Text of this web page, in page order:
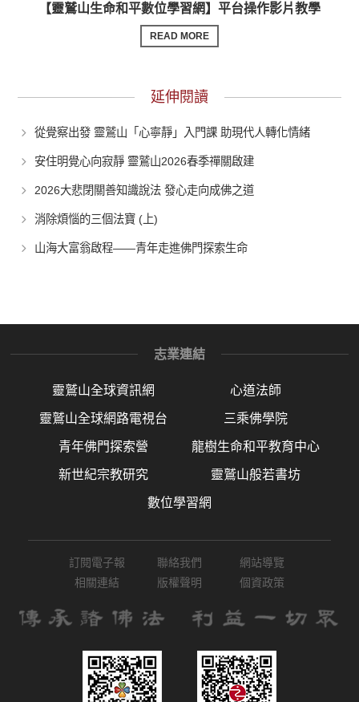
【靈鷲山生命和平數位學習網】平台操作影片教學
READ MORE
延伸閱讀
從覺察出發 靈鷲山「心寧靜」入門課 助現代人轉化情緒
安住明覺心向寂靜 靈鷲山2026春季禪關啟建
2026大悲閉關善知識說法 發心走向成佛之道
消除煩惱的三個法寶 (上)
山海大富翁啟程——青年走進佛門探索生命
志業連結
靈鷲山全球資訊網 心道法師
靈鷲山全球網路電視台 三乘佛學院
青年佛門探索營 龍樹生命和平教育中心
新世紀宗教研究 靈鷲山般若書坊
數位學習網
訂閱電子報 聯絡我們
網站導覽
相關連結
版權聲明 個資政策